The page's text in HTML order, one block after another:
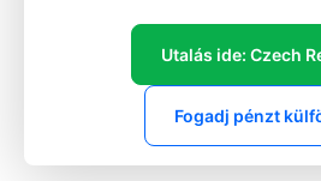
Utalás ide: Czech
Fogadj pénzt